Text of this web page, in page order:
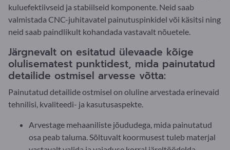
kuluefektiivseid ja stabiilseid komponente. Neid saab
valmistada CNC-juhitavatel painutuspinkidel või käsitsi ning
neid saab paindlikult kohandada vastavalt nõuetele.
Järgnevalt on esitatud ülevaade kõige
olulisematest punktidest, mida painutatud
detailide ostmisel arvesse võtta:
Painutatud detailide ostmisel on oluline arvestada erinevaid
tehnilisi, kvaliteedi- ja kasutusaspekte.
Arvestage mehaaniliste jõududega, mida painutatud
osa peab taluma. Sõltuvalt koormusest tuleb materjal